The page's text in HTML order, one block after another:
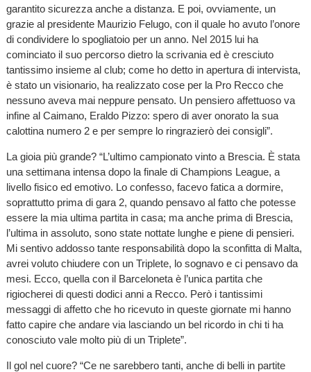
garantito sicurezza anche a distanza. E poi, ovviamente, un
grazie al presidente Maurizio Felugo, con il quale ho avuto l’onore
di condividere lo spogliatoio per un anno. Nel 2015 lui ha
cominciato il suo percorso dietro la scrivania ed è cresciuto
tantissimo insieme al club; come ho detto in apertura di intervista,
è stato un visionario, ha realizzato cose per la Pro Recco che
nessuno aveva mai neppure pensato. Un pensiero affettuoso va
infine al Caimano, Eraldo Pizzo: spero di aver onorato la sua
calottina numero 2 e per sempre lo ringrazierò dei consigli”.
La gioia più grande? “L’ultimo campionato vinto a Brescia. È stata
una settimana intensa dopo la finale di Champions League, a
livello fisico ed emotivo. Lo confesso, facevo fatica a dormire,
soprattutto prima di gara 2, quando pensavo al fatto che potesse
essere la mia ultima partita in casa; ma anche prima di Brescia,
l’ultima in assoluto, sono state nottate lunghe e piene di pensieri.
Mi sentivo addosso tante responsabilità dopo la sconfitta di Malta,
avrei voluto chiudere con un Triplete, lo sognavo e ci pensavo da
mesi. Ecco, quella con il Barceloneta è l’unica partita che
rigiocherei di questi dodici anni a Recco. Però i tantissimi
messaggi di affetto che ho ricevuto in queste giornate mi hanno
fatto capire che andare via lasciando un bel ricordo in chi ti ha
conosciuto vale molto più di un Triplete”.
Il gol nel cuore? “Ce ne sarebbero tanti, anche di belli in partite